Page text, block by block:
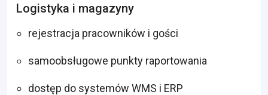
Logistyka i magazyny
rejestracja pracowników i gości
samoobsługowe punkty raportowania
dostęp do systemów WMS i ERP